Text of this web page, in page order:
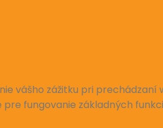
vášho zážitku pri
fungovanie základných